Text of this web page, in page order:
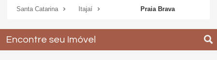
Santa Catarina
Itajaí Praia Brava
Encontre seu Imóvel